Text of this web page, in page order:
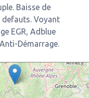
Baisse de
Voyant
EGR, Adblue
Démarrage.